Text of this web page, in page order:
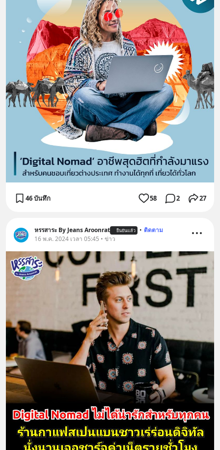
46 บันทึก 58 2 27
หรรสาระ By Jeans Aroonrat ยืนยันแล้ว • ติดตาม
16 พ.ค. 2024 เวลา 05:45 • ข่าว